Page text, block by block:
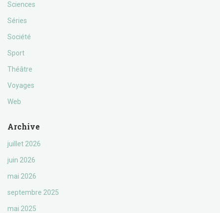
Sciences
Séries
Société
Sport
Théâtre
Voyages
Web
Archive
juillet 2026
juin 2026
mai 2026
septembre 2025
mai 2025